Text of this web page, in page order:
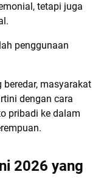
tetapi juga
penggunaan
masyarakat
dengan cara
pribadi ke dalam
2026 yang